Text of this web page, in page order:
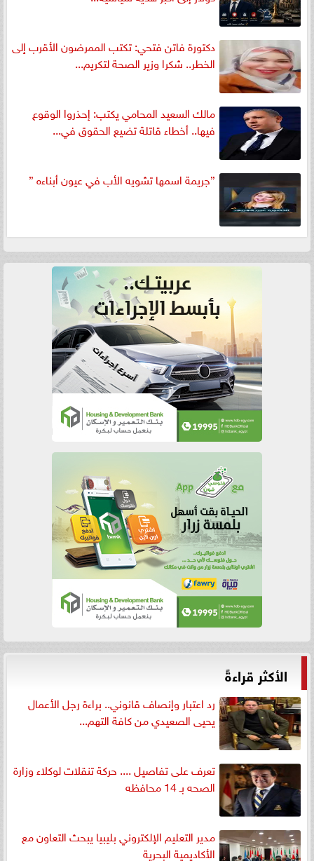
دكتورة فاتن فتحي: تكتب الممرضون الأقرب إلى
الخطر.. شكرا وزير الصحة لتكريم...
مالك السعيد المحامي يكتب: إحذروا الوقوع
فيها.. أخطاء قاتلة تضيع الحقوق في...
”جريمة اسمها تشويه الأب في عيون أبناءه ”
الأكثر قراءةً
رد اعتبار وإنصاف قانوني.. براءة رجل الأعمال
يحيى الصعيدي من كافة التهم...
تعرف على تفاصيل .... حركة تنقلات لوكلاء وزارة
الصحه بـ 14 محافظه
مدير التعليم الإلكتروني بليبيا يبحث التعاون مع
الأكاديمية البحرية